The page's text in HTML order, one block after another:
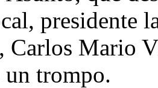
presidente
Carlos Mario
un trompo.